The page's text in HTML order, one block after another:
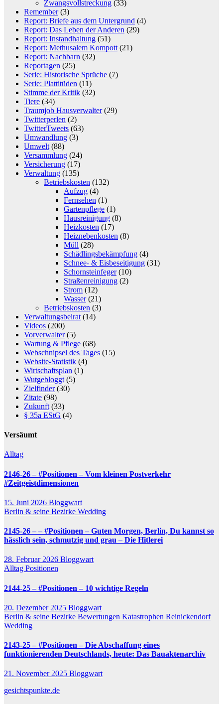
Zwangsvollstreckung (33)
Remember(3)
Report: Briefe aus dem Untergrund (4)
Report: Das Leben der Anderen (29)
Report: Instandhaltung (51)
Report: Methusalem Kompott (21)
Report: Nachbarn (32)
Reportagen (25)
Serie: Historische Sprüche (7)
Serie: Plattitüden (11)
Stimme der Kritik (32)
Tiere (34)
Traumjob Hausverwalter(29)
Twitterperlen (2)
TwitterTweets (63)
Umwandlung (3)
Umwelt (88)
Versammlung (24)
Versicherung (17)
Verwaltung (135)
Betriebskosten (132)
Aufzug (4)
Fernsehen (1)
Gartenpflege (1)
Hausreinigung (8)
Heizkosten (17)
Heiznebenkosten (8)
Müll (28)
Schädlingsbekämpfung (4)
Schnee- & Eisbeseitigung (31)
Schornsteinfeger(10)
Straßenreinigung (2)
Strom (12)
Wasser(21)
Betriebskosten (3)
Verwaltungsbeirat (14)
Videos (200)
Vorverwalter(5)
Wartung & Pflege (68)
Webschnipsel des Tages (15)
Website-Statistik (4)
Wirtschaftsplan (1)
Wutgebloggt (5)
Zielfinder(30)
Zitate (98)
Zukunft (33)
§ 35a EStG (4)
Versäumt
Alltag
2146-26 – #Positionen – Vom kleinen Postverkehr
#Zeitgeistdimensionen
15. Juni 2026 Bloggwart
Berlin & seine Bezirke Wedding
2145-26 – – #Positionen – Guten Morgen, Berlin, Du kannst so
hässlich sein, schmutzig und grau – Die Hitlerei
28. Februar 2026 Bloggwart
Alltag Positionen
2144-25 – #Positionen – 10 wichtige Regeln
20. Dezember 2025 Bloggwart
Berlin & seine Bezirke Bewertungen Katastrophen Reinickendorf
Wedding
2143-25 – #Positionen – Die Abschaffung eines
funktionierenden Deutschlands, heute: Das Bauaktenarchiv
21. November 2025 Bloggwart
gesichtspunkte.de